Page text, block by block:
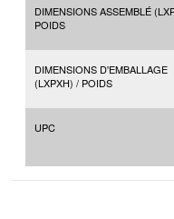
DIMENSIONS ASSEMBLÉ
POIDS
DIMENSIONS D'EMBALLAGE
(LXPXH) / POIDS
UPC